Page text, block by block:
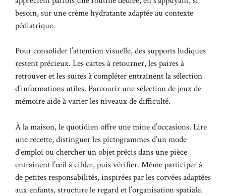
besoin, sur unecrème hydratanteadaptée au contexte
pédiatrique.
Pour consolider l’attention visuelle, des supports ludiques
restent précieux. Les cartes à retourner, les paires à
retrouver et les suites à compléter entraînent la sélection
d’informations utiles. Parcourir une sélection dejeux de
mémoireaide à varier les niveaux de difficulté.
À la maison, le quotidien offre une mine d’occasions. Lire
une recette, distinguer les pictogrammes d’un mode
d’emploi ou chercher un objet précis dans une pièce
entraînent l’œil à cibler, puis vérifier. Même participer à
de petites responsabilités, inspirées par lescorvées adaptées
aux enfants, structure le regard et l’organisation spatiale.